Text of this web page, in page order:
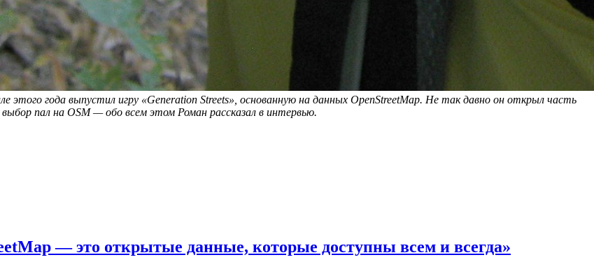
года выпустил игру «Generation Streets», основанную на данных OpenStreetMap. Не так давно он открыл часть
выбор пал на OSM — обо всем этом Роман рассказал в интервью.
— это открытые данные, которые доступны всем и всегда»